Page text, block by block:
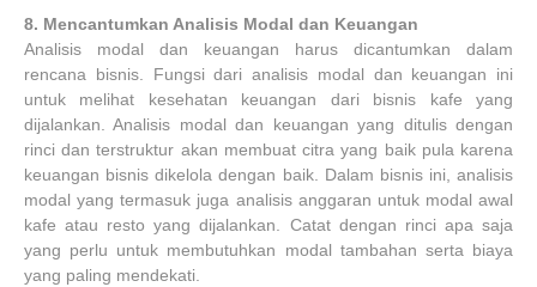
8. Mencantumkan Analisis Modal dan Keuangan
Analisis modal dan keuangan harus dicantumkan dalam
rencana bisnis. Fungsi dari analisis modal dan keuangan ini
untuk melihat kesehatan keuangan dari bisnis kafe yang
dijalankan. Analisis modal dan keuangan yang ditulis dengan
rinci dan terstruktur akan membuat citra yang baik pula karena
keuangan bisnis dikelola dengan baik. Dalam bisnis ini, analisis
modal yang termasuk juga analisis anggaran untuk modal awal
kafe atau resto yang dijalankan. Catat dengan rinci apa saja
yang perlu untuk membutuhkan modal tambahan serta biaya
yang paling mendekati.